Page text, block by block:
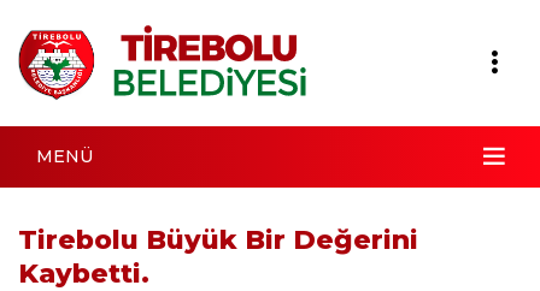
MENÜ
Tirebolu Büyük Bir Değerini
Kaybetti.